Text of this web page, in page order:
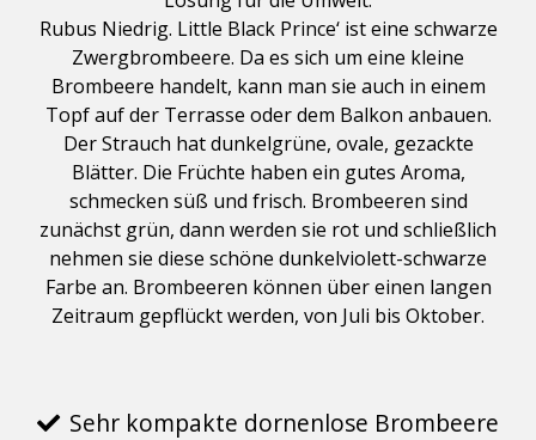
Rubus Niedrig. Little Black Prince‘ ist eine schwarze
Zwergbrombeere. Da es sich um eine kleine
Brombeere handelt, kann man sie auch in einem
Topf auf der Terrasse oder dem Balkon anbauen.
Der Strauch hat dunkelgrüne, ovale, gezackte
Blätter. Die Früchte haben ein gutes Aroma,
schmecken süß und frisch. Brombeeren sind
zunächst grün, dann werden sie rot und schließlich
nehmen sie diese schöne dunkelviolett-schwarze
Farbe an. Brombeeren können über einen langen
Zeitraum gepflückt werden, von Juli bis Oktober.
Sehr kompakte dornenlose Brombeere